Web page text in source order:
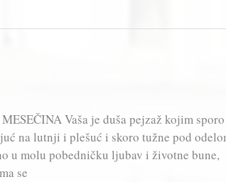
Vaša je duša pejzaž kojim sporo
na lutnji i plešuć i skoro tužne pod
u molu pobedničku ljubav i životne bune,
se